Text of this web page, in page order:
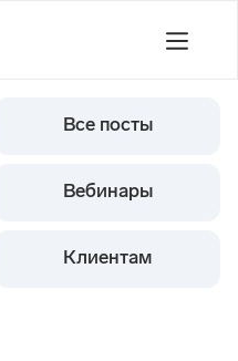
Все посты
Вебинары
Клиентам